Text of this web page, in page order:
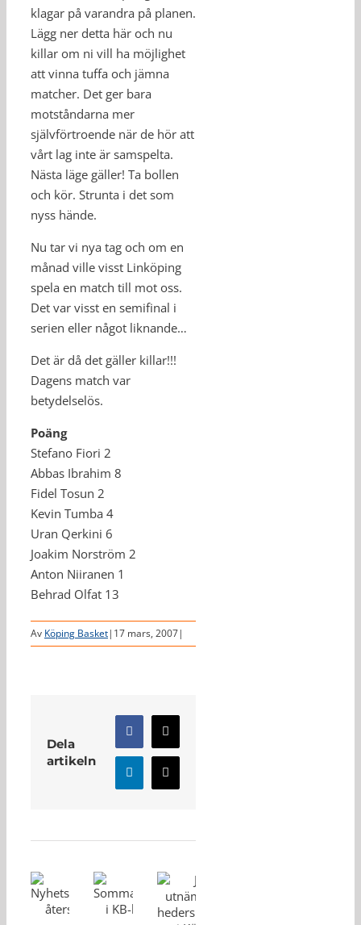
klagar på varandra på planen.
Lägg ner detta här och nu
killar om ni vill ha möjlighet
att vinna tuffa och jämna
matcher. Det ger bara
motståndarna mer
självförtroende när de hör att
vårt lag inte är samspelta.
Nästa läge gäller! Ta bollen
och kör. Strunta i det som
nyss hände.
Nu tar vi nya tag och om en
månad ville visst Linköping
spela en match till mot oss.
Det var visst en semifinal i
serien eller något liknande…
Det är då det gäller killar!!!
Dagens match var
betydelselös.
Poäng
Stefano Fiori 2
Abbas Ibrahim 8
Fidel Tosun 2
Kevin Tumba 4
Uran Qerkini 6
Joakim Norström 2
Anton Niiranen 1
Behrad Olfat 13
Av Köping Basket| 17 mars, 2007|
Dela
artikeln
Facebook
X
LinkedInE-
post